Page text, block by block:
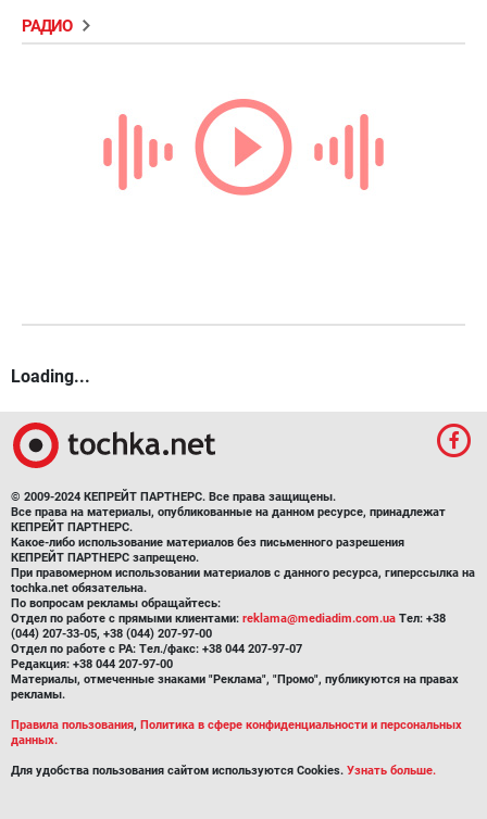
РАДИО
Loading...
© 2009-2024 КЕПРЕЙТ ПАРТНЕРС. Все права защищены.
Все права на материалы, опубликованные на данном ресурсе, принадлежат
КЕПРЕЙТ ПАРТНЕРС.
Какое-либо использование материалов без письменного разрешения
КЕПРЕЙТ ПАРТНЕРС запрещено.
При правомерном использовании материалов с данного ресурса, гиперссылка на
tochka.net обязательна.
По вопросам рекламы обращайтесь:
Отдел по работе с прямыми клиентами: reklama@mediadim.com.ua Тел: +38
(044) 207-33-05, +38 (044) 207-97-00
Отдел по работе с РА: Тел./факс: +38 044 207-97-07
Редакция: +38 044 207-97-00
Материалы, отмеченные знаками "Реклама", "Промо", публикуются на правах
рекламы.
Правила пользования, Политика в сфере конфиденциальности и персональных
данных.
Для удобства пользования сайтом используются Cookies. Узнать больше.